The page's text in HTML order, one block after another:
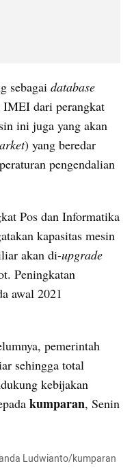
sebagai database
IMEI dari perangkat
ini juga yang akan
) yang beredar
pengendalian
Pos dan Informatika
kapasitas mesin
akan di-upgrade
Peningkatan
awal 2021
pemerintah
sehingga total
kebijakan
kumparan, Senin
Ludwianto/kumparan